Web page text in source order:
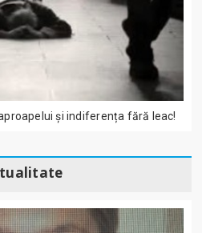
și indiferența fără leac!